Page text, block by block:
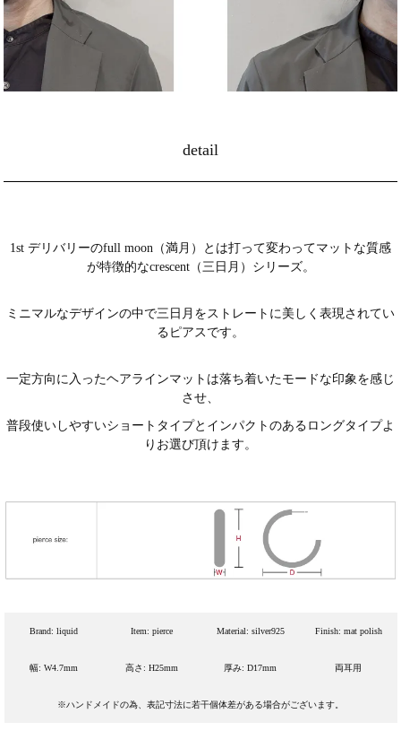
detail
1st デリバリーのfull moon（満月）とは打って変わってマットな質感
が特徴的なcrescent（三日月）シリーズ。
ミニマルなデザインの中で三日月をストレートに美しく表現されてい
るピアスです。
一定方向に入ったヘアラインマットは落ち着いたモードな印象を感じ
させ、
普段使いしやすいショートタイプとインパクトのあるロングタイプよ
りお選び頂けます。
Brand: liquid Item: pierce Material: silver925 Finish: mat polish
幅: W4.7mm 高さ: H25mm 厚み: D17mm 両耳用
※ハンドメイドの為、表記寸法に若干個体差がある場合がございます。